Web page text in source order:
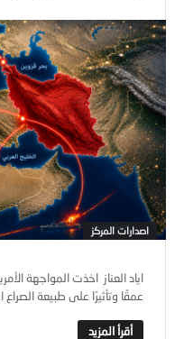
اصدارات المركز
اياد العناز اخذت المواجهة
عمقًا وتأثيرًا على طبيعة